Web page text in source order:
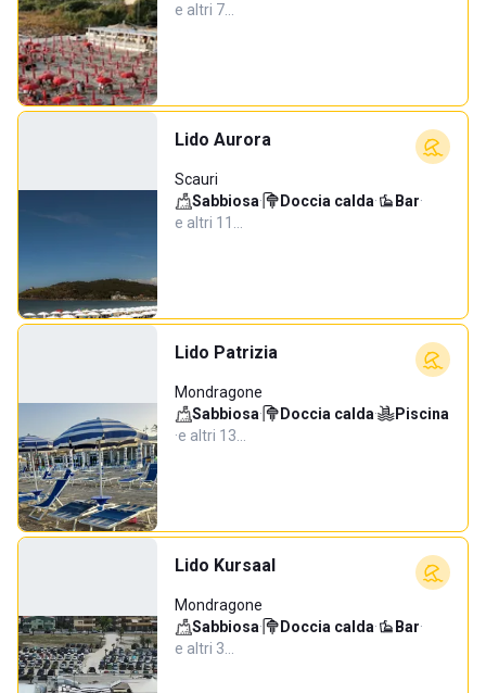
e altri 7…
Lido Aurora
Scauri
Sabbiosa· Doccia calda· Bar·
e altri 11…
Lido Patrizia
Mondragone
Sabbiosa· Doccia calda·
Piscina
·e altri 13…
Lido Kursaal
Mondragone
Sabbiosa· Doccia calda· Bar·
e altri 3…